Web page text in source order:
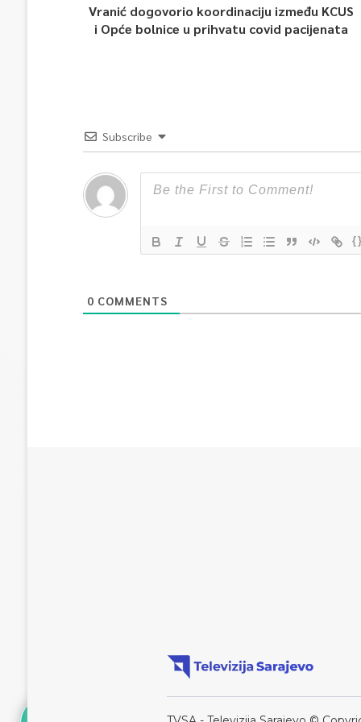
Vranić dogovorio koordinaciju između KCUS
i Opće bolnice u prihvatu covid pacijenata
Subscribe
0 COMMENTS